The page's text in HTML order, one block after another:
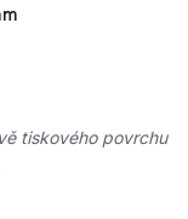
tiskového povrchu